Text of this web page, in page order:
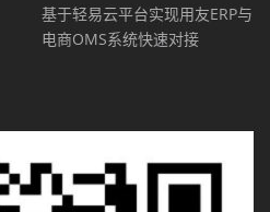
基于轻易云平台实现用友ERP与
电商OMS系统快速对接